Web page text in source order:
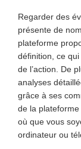
Regarder des
présente de
plateforme
définition, ce
de l’action. De
analyses
grâce à ses
de la
où que vous
ordinateur ou